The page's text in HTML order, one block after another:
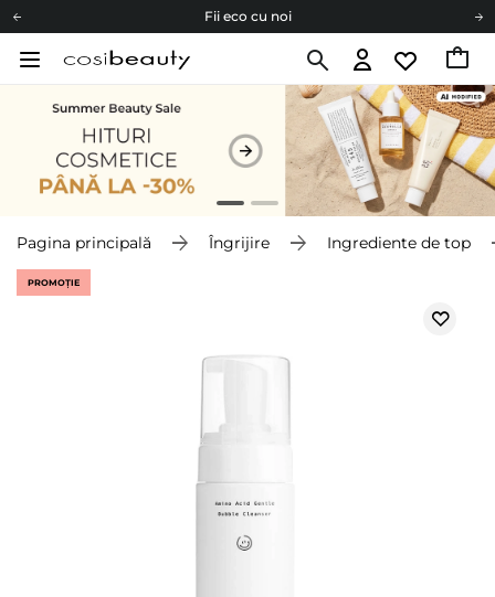
Fii eco cu noi
Pagina principală Îngrijire Ingrediente de top
PROMOȚIE